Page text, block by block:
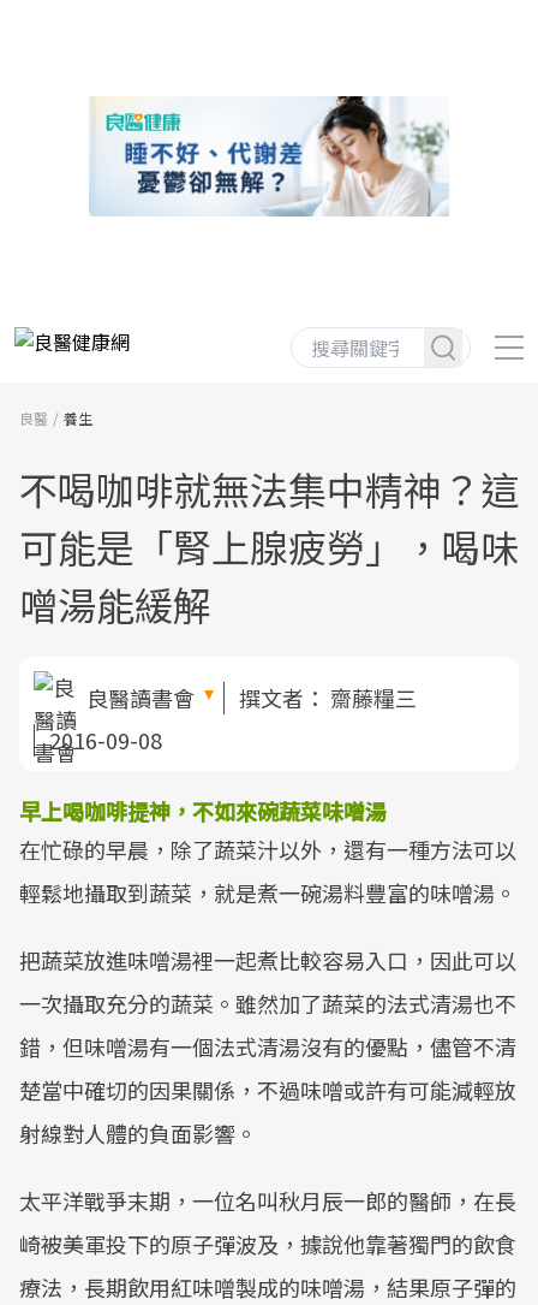
良醫 養生
不喝咖啡就無法集中精神？這
可能是「腎上腺疲勞」，喝味
噌湯能緩解
良醫讀書會 撰文者： 齋藤糧三
2016-09-08
早上喝咖啡提神，不如來碗蔬菜味噌湯
在忙碌的早晨，除了蔬菜汁以外，還有一種方法可以
輕鬆地攝取到蔬菜，就是煮一碗湯料豐富的味噌湯。
把蔬菜放進味噌湯裡一起煮比較容易入口，因此可以
一次攝取充分的蔬菜。雖然加了蔬菜的法式清湯也不
錯，但味噌湯有一個法式清湯沒有的優點，儘管不清
楚當中確切的因果關係，不過味噌或許有可能減輕放
射線對人體的負面影響。
太平洋戰爭末期，一位名叫秋月辰一郎的醫師，在長
崎被美軍投下的原子彈波及，據說他靠著獨門的飲食
療法，長期飲用紅味噌製成的味噌湯，結果原子彈的